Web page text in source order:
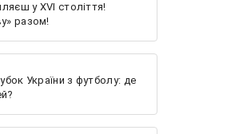
у XVI століття!
разом!
України з футболу: де